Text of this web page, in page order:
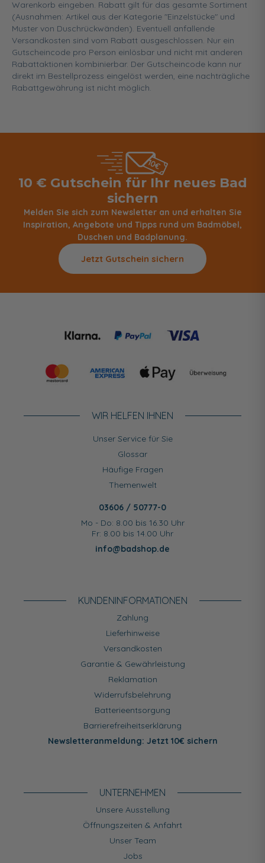
Warenkorb eingeben. Rabatt gilt für das gesamte Sortiment
(Ausnahmen: Artikel aus der Kategorie "Einzelstücke" und
Muster von Duschrückwänden). Eventuell anfallende
Versandkosten sind vom Rabatt ausgeschlossen. Nur ein
Gutscheincode pro Person einlösbar und nicht mit anderen
Rabattaktionen kombinierbar. Der Gutscheincode kann nur
direkt im Bestellprozess eingelöst werden, eine nachträgliche
Rabattgewährung ist nicht möglich.
10 € Gutschein für Ihr neues Bad
sichern
Melden Sie sich zum Newsletter an und erhalten Sie
Inspiration, Angebote und Tipps rund um Badmöbel,
Duschen und Badplanung.
Jetzt Gutschein sichern
WIR HELFEN IHNEN
Unser Service für Sie
Glossar
Häufige Fragen
Themenwelt
03606 / 50777-0
Mo - Do: 8.00 bis 16.30 Uhr
Fr: 8.00 bis 14.00 Uhr
info@badshop.de
KUNDEN­INFORMATIONEN
Zahlung
Lieferhinweise
Versandkosten
Garantie & Gewährleistung
Reklamation
Widerrufsbelehrung
Batterieentsorgung
Barrierefreiheitserklärung
Newsletteranmeldung: Jetzt 10€ sichern
UNTERNEHMEN
Unsere Ausstellung
Öffnungszeiten & Anfahrt
Unser Team
Jobs